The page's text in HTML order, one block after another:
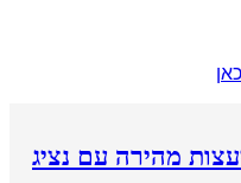
מהירה עם נציג